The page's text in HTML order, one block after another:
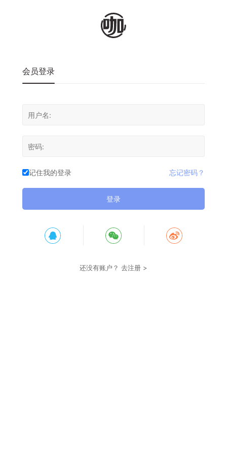
会员登录
记住我的登录 忘记密码？
登录
还没有账户？ 去注册 >